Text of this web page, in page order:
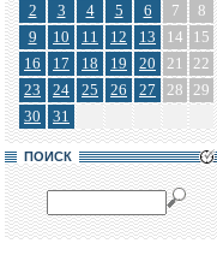
2
3 4 5 6 7
8
9
10 11 12 13 14
15
16
17 18 19 20 21
22
23
24 25 26 27 28 29
30
31
ПОИСК